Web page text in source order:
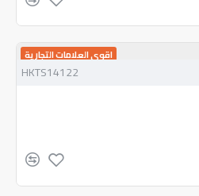
اقوي العلامات التجارية
HKTS14122